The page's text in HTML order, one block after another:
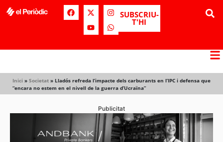
SUBSCRIU-
T'HI
Inici » Societat » Lladós refreda l’impacte dels carburants en l’IPC i defensa que
“encara no estem en el nivell de la guerra d’Ucraïna”
Publicitat